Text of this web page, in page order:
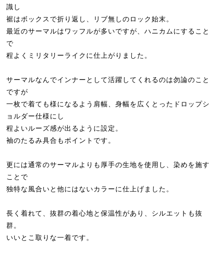
識し
裾はボックスで折り返し、リブ無しのロック始末。
最近のサーマルはワッフルが多いですが、ハニカムにすること
で
程よくミリタリーライクに仕上がりました。
サーマルなんでインナーとして活躍してくれるのは勿論のこと
ですが
一枚で着ても様になるよう肩幅、身幅を広くとったドロップシ
ョルダー仕様にし
程よいルーズ感が出るように設定。
袖のたるみ具合もポイントです。
更には通常のサーマルよりも厚手の生地を使用し、染めを施す
ことで
独特な風合いと他にはないカラーに仕上げました。
長く着れて、抜群の着心地と保温性があり、シルエットも抜
群。
いいとこ取りな一着です。